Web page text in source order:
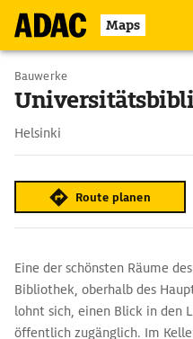
Maps
Bauwerke
Helsinki
Route planen
Eine der schönsten Räume
Bibliothek, oberhalb des
lohnt sich, einen Blick in den
öffentlich zugänglich. Im